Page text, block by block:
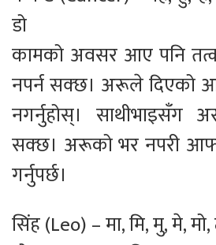
डो
कामको अवसर आए पनि
नपर्न सक्छ। अरूले दिएको
नगर्नुहोस्। साथीभाइसँग
सक्छ। अरूको भर नपरी
गर्नुपर्छ।
सिंह (Leo) – मा, मि, मु, मे, मो,